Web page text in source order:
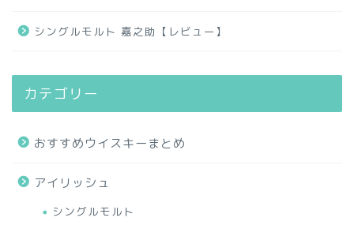
シングルモルト 嘉之助【レビュー】
カテゴリー
おすすめウイスキーまとめ
アイリッシュ
シングルモルト